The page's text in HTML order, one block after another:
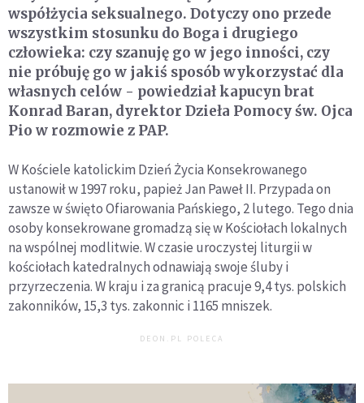
współżycia seksualnego. Dotyczy ono przede
wszystkim stosunku do Boga i drugiego
człowieka: czy szanuję go w jego inności, czy
nie próbuję go w jakiś sposób wykorzystać dla
własnych celów - powiedział kapucyn brat
Konrad Baran, dyrektor Dzieła Pomocy św. Ojca
Pio w rozmowie z PAP.
W Kościele katolickim Dzień Życia Konsekrowanego
ustanowił w 1997 roku, papież Jan Paweł II. Przypada on
zawsze w święto Ofiarowania Pańskiego, 2 lutego. Tego dnia
osoby konsekrowane gromadzą się w Kościołach lokalnych
na wspólnej modlitwie. W czasie uroczystej liturgii w
kościołach katedralnych odnawiają swoje śluby i
przyrzeczenia. W kraju i za granicą pracuje 9,4 tys. polskich
zakonników, 15,3 tys. zakonnic i 1165 mniszek.
DEON.PL POLECA